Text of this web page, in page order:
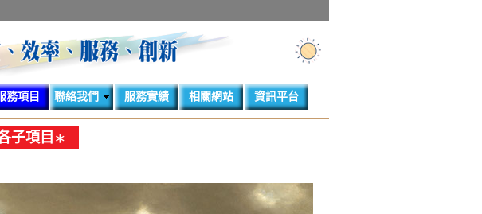
務項目 聯絡我們 服務實績 相關網站 資訊平台
子項目 ＊